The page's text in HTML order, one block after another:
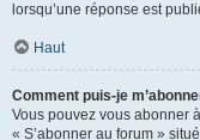
lorsqu’une réponse est
Haut
Comment puis-je
Vous pouvez vous abonner
« S’abonner au forum »